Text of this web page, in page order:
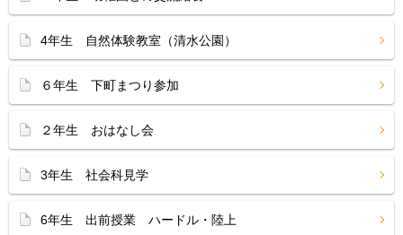
4年生 自然体験教室（清水公園）
６年生 下町まつり参加
２年生 おはなし会
3年生 社会科見学
6年生 出前授業 ハードル・陸上